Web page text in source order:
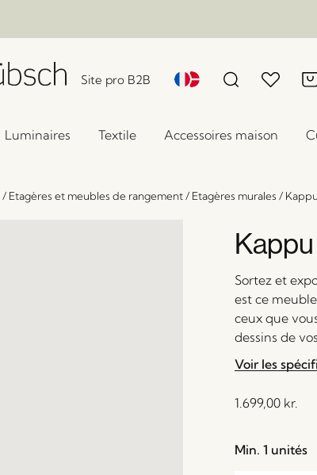
Site pro B2B
Luminaires Textile Accessoires maison
/ Etagères et meubles de rangement/ Etagères murales /
Sortez et
est ce
ceux que
dessins de
Voir les
1.699,00 kr.
Min. 1 unités